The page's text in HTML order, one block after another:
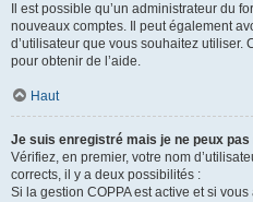
Il est possible qu’un administrateur du
nouveaux comptes. Il peut également
d’utilisateur que vous souhaitez utiliser.
pour obtenir de l’aide.
Haut
Je suis enregistré mais je ne peux
Vérifiez, en premier, votre nom
corrects, il y a deux possibilités :
Si la gestion COPPA est active et si